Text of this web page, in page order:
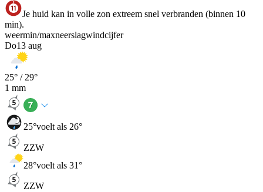
Je huid kan in volle zon extreem snel verbranden (binnen 10
min).
weermin/maxneerslagwindcijfer
Do13 aug
25° / 29°
1 mm
25°voelt als 26°
ZZW
28°voelt als 31°
ZZW